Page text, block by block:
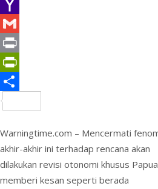
o
k
e
r
e
d
n
t
e
r
e
s
a
t
s
A
p
m
a
Y
a
h
o
o
a
l
G
m
a
i
P
i
t
P
r
n
F
a
e
Warningtime.com – Mencermati
akhir-akhir ini terhadap rencana akan
dilakukan revisi otonomi khusus Papua
memberi kesan seperti berada